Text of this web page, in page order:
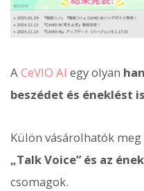
ACeVIO AI egy olyan
beszédet és éneklést
Külön vásárolhatók meg
„Talk Voice” és az
csomagok.